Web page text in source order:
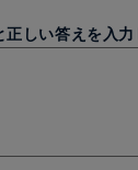
しい答えを入力